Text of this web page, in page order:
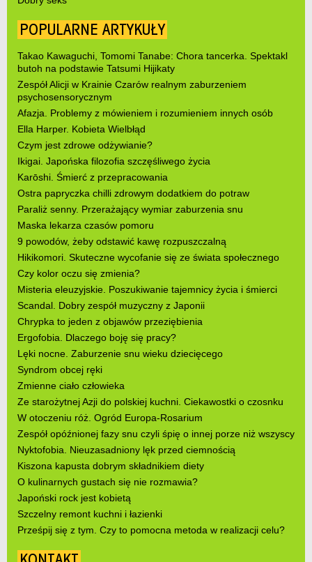
POPULARNE ARTYKUŁY
Takao Kawaguchi, Tomomi Tanabe: Chora tancerka. Spektakl
butoh na podstawie Tatsumi Hijikaty
Zespół Alicji w Krainie Czarów realnym zaburzeniem
psychosensorycznym
Afazja. Problemy z mówieniem i rozumieniem innych osób
Ella Harper. Kobieta Wielbłąd
Czym jest zdrowe odżywianie?
Ikigai. Japońska filozofia szczęśliwego życia
Karōshi. Śmierć z przepracowania
Ostra papryczka chilli zdrowym dodatkiem do potraw
Paraliż senny. Przerażający wymiar zaburzenia snu
Maska lekarza czasów pomoru
9 powodów, żeby odstawić kawę rozpuszczalną
Hikikomori. Skuteczne wycofanie się ze świata społecznego
Czy kolor oczu się zmienia?
Misteria eleuzyjskie. Poszukiwanie tajemnicy życia i śmierci
Scandal. Dobry zespół muzyczny z Japonii
Chrypka to jeden z objawów przeziębienia
Ergofobia. Dlaczego boję się pracy?
Lęki nocne. Zaburzenie snu wieku dziecięcego
Syndrom obcej ręki
Zmienne ciało człowieka
Ze starożytnej Azji do polskiej kuchni. Ciekawostki o czosnku
W otoczeniu róż. Ogród Europa-Rosarium
Zespół opóźnionej fazy snu czyli śpię o innej porze niż wszyscy
Nyktofobia. Nieuzasadniony lęk przed ciemnością
Kiszona kapusta dobrym składnikiem diety
O kulinarnych gustach się nie rozmawia?
Japoński rock jest kobietą
Szczelny remont kuchni i łazienki
Prześpij się z tym. Czy to pomocna metoda w realizacji celu?